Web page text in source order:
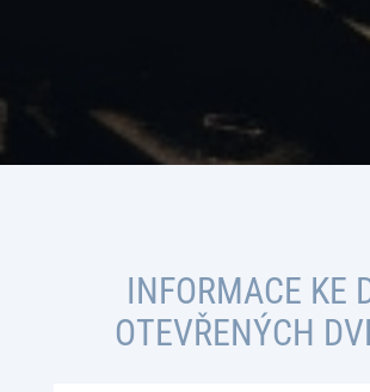
INFORMACE KE
OTEVŘENÝCH